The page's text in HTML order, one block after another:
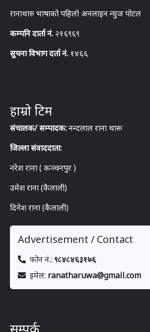
रानाथारु भाषाको पहिलो अनलाइन न्युज पोटल
कम्पनि दार्ता नं. २१६९६९
सुचना विभाग दर्ता नं. १४६६
हाम्रो टिम
संचालक/ सम्पादक:नन्दलाल राना थारू
जिल्ला संवाददाता:
नरेश राना ( कञ्चनपुर )
उमेश राना (कैलाली)
दिनेश राना (कैलाली)
Advertisement / Contact
फोन नं.: ९८४८४६३१७६
इमेल: ranatharuwa@gmail.com